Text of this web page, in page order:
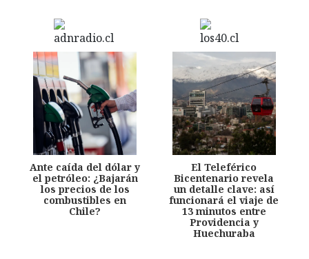
Ante caída del dólar y
el petróleo: ¿Bajarán
los precios de los
combustibles en
Chile?
El Teleférico
Bicentenario revela
un detalle clave: así
funcionará el viaje de
13 minutos entre
Providencia y
Huechuraba